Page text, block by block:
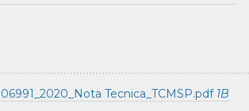
Tecnica_TCMSP.pdf 1B